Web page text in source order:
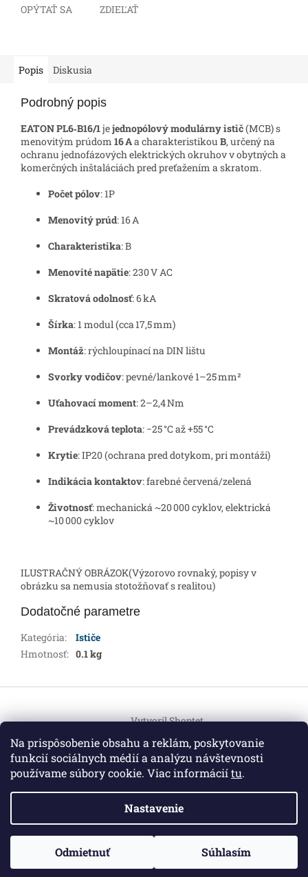
Na prispôsobenie obsahu a reklám, poskytovanie
funkcií sociálnych médií a analýzu návštevnosti
používame súbory cookie. Viac informáciítu.
Nastavenie
Odmietnuť Súhlasím
ZO ZDRAVOTNÝCH DÔVODOV BUDÚ VAŠE OBJEDNÁVKY
OPÝTAŤ SA ZDIEĽAŤ
Popis Diskusia
Podrobný popis
EATON PL6‑B16/1jejednopólový modulárny istič(MCB) s
menovitým prúdom 16 Aa charakteristikou B, určený na
ochranu jednofázových elektrických okruhov v obytných a
komerčných inštaláciách pred preťažením a skratom.
Počet pólov: 1P
Menovitý prúd: 16 A
Charakteristika: B
Menovité napätie: 230 V AC
Skratová odolnosť: 6 kA
Šírka: 1 modul (cca 17,5 mm)
Montáž: rýchloupínací na DIN lištu
Svorky vodičov: pevné/lankové 1–25 mm²
Uťahovací moment: 2–2,4 Nm
Prevádzková teplota: −25 °C až +55 °C
Krytie: IP20 (ochrana pred dotykom, pri montáži)
Indikácia kontaktov: farebné červená/zelená
Životnosť: mechanická ~20 000 cyklov, elektrická
~10 000 cyklov
ILUSTRAČNÝ OBRÁZOK(Výzorovo rovnaký, popisy v
obrázku sa nemusia stotožňovať s realitou)
Dodatočné parametre
Kategória:
Ističe
Hmotnosť: 0.1 kg
p
Vytvoril Shoptet
Copyright 2026HEMI Elektro. Všetky práva vyhradené.
Upraviť nastavenie cookies
Informácie pre vás
|Certifikáty| Kontakt|Obchodné
podmienky|GDPR